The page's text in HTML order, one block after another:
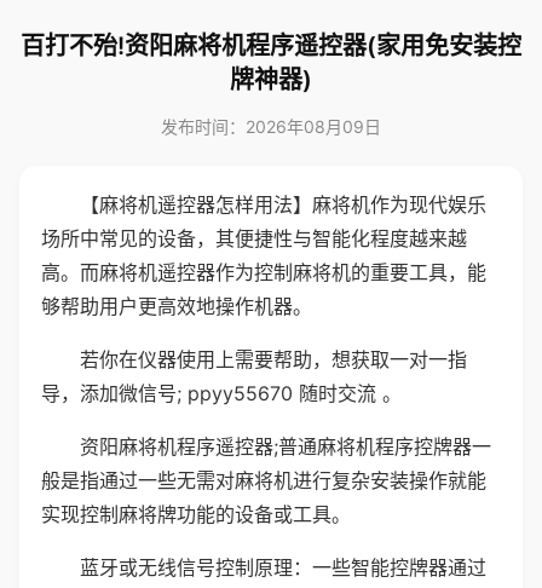
百打不殆!资阳麻将机程序遥控器(家用免安装控
牌神器)
发布时间：2026年08月09日
【麻将机遥控器怎样用法】麻将机作为现代娱乐
场所中常见的设备，其便捷性与智能化程度越来越
高。而麻将机遥控器作为控制麻将机的重要工具，能
够帮助用户更高效地操作机器。
若你在仪器使用上需要帮助，想获取一对一指
导，添加微信号; ppyy55670 随时交流 。
资阳麻将机程序遥控器;普通麻将机程序控牌器一
般是指通过一些无需对麻将机进行复杂安装操作就能
实现控制麻将牌功能的设备或工具。
蓝牙或无线信号控制原理：一些智能控牌器通过